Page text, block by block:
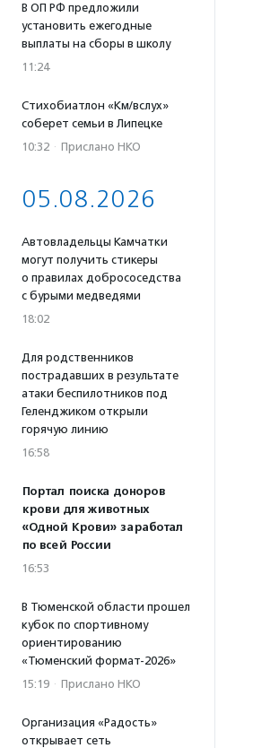
В ОП РФ предложили
установить ежегодные
выплаты на сборы в школу
11:24
Стихобиатлон «Км/вслух»
соберет семьи в Липецке
10:32 · Прислано НКО
05.08.2026
Автовладельцы Камчатки
могут получить стикеры
о правилах добрососедства
с бурыми медведями
18:02
Для родственников
пострадавших в результате
атаки беспилотников под
Геленджиком открыли
горячую линию
16:58
Портал поиска доноров
крови для животных
«Одной Крови» заработал
по всей России
16:53
В Тюменской области прошел
кубок по спортивному
ориентированию
«Тюменский формат-2026»
15:19 · Прислано НКО
Организация «Радость»
открывает сеть